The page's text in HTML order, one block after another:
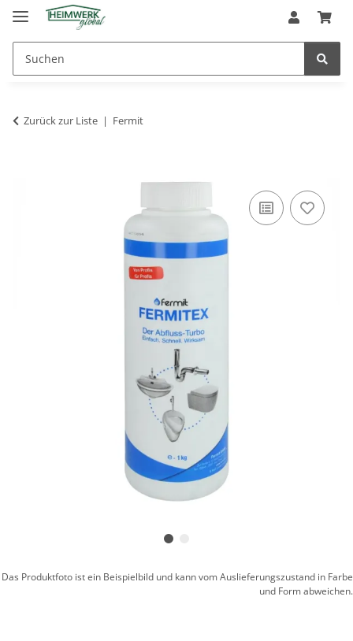
Zurück zur Liste Fermit
Das Produktfoto ist ein Beispielbild und kann vom Auslieferungszustand in Farbe
und Form abweichen.